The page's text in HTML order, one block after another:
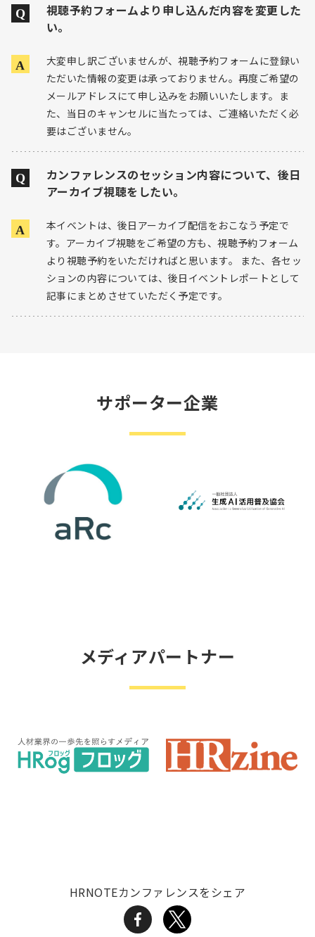
視聴予約フォームより申し込んだ内容を変更した
い。
大変申し訳ございませんが、視聴予約フォームに登録い
ただいた情報の変更は承っておりません。再度ご希望の
メールアドレスにて申し込みをお願いいたします。ま
た、当日のキャンセルに当たっては、ご連絡いただく必
要はございません。
カンファレンスのセッション内容について、後日
アーカイブ視聴をしたい。
本イベントは、後日アーカイブ配信をおこなう予定で
す。アーカイブ視聴をご希望の方も、視聴予約フォーム
より視聴予約をいただければと思います。 また、各セッ
ションの内容については、後日イベントレポートとして
記事にまとめさせていただく予定です。
サポーター企業
メディアパートナー
HRNOTEカンファレンスをシェア